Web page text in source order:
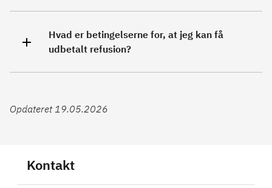
Hvad er betingelserne for, at jeg kan få
udbetalt refusion?
Opdateret 19.05.2026
Kontakt